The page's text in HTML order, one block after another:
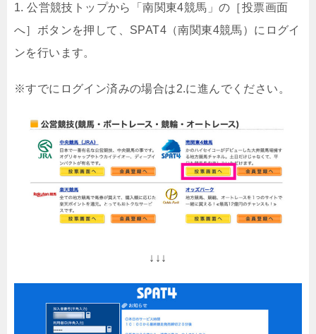
1. 公営競技トップから「南関東4競馬」の［投票画面
へ］ボタンを押して、SPAT4（南関東4競馬）にログイ
ンを行います。
※すでにログイン済みの場合は2.に進んでください。
↓↓↓